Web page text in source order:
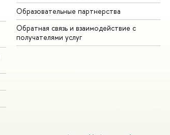
Образовательные партнерства
Обратная связь и взаимодействие с
получателями услуг